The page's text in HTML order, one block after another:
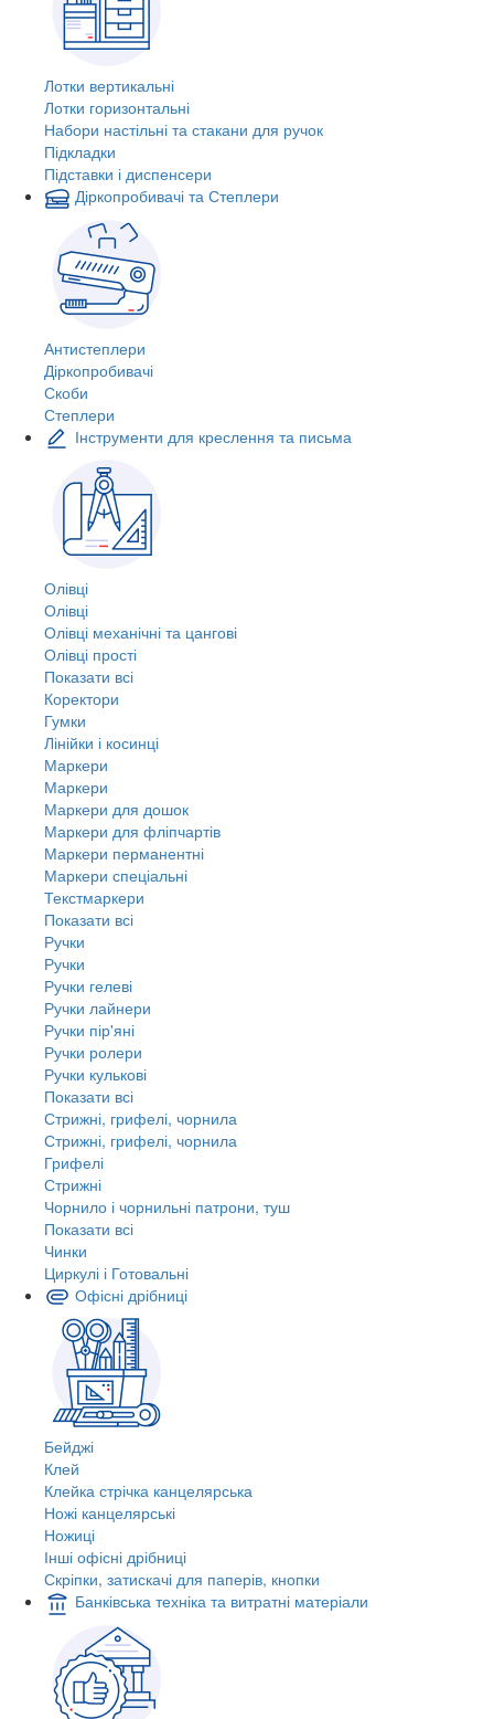
Лотки вертикальні
Лотки горизонтальні
Набори настільні та стакани для ручок
Підкладки
Підставки і диспенсери
Діркопробивачі та Степлери
Антистеплери
Діркопробивачі
Скоби
Степлери
Інструменти для креслення та письма
Олівці
Олівці
Олівці механічні та цангові
Олівці прості
Показати всі
Коректори
Гумки
Лінійки і косинці
Маркери
Маркери
Маркери для дошок
Маркери для фліпчартів
Маркери перманентні
Маркери спеціальні
Текстмаркери
Показати всі
Ручки
Ручки
Ручки гелеві
Ручки лайнери
Ручки пір'яні
Ручки ролери
Ручки кулькові
Показати всі
Стрижні, грифелі, чорнила
Стрижні, грифелі, чорнила
Грифелі
Стрижні
Чорнило і чорнильні патрони, туш
Показати всі
Чинки
Циркулі і Готовальні
Офісні дрібниці
Бейджі
Клей
Клейка стрічка канцелярська
Ножі канцелярські
Ножиці
Інші офісні дрібниці
Скріпки, затискачі для паперів, кнопки
Банківська техніка та витратні матеріали